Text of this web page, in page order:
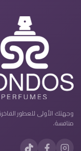
وجهتك الأولى للعطور
منافسة.